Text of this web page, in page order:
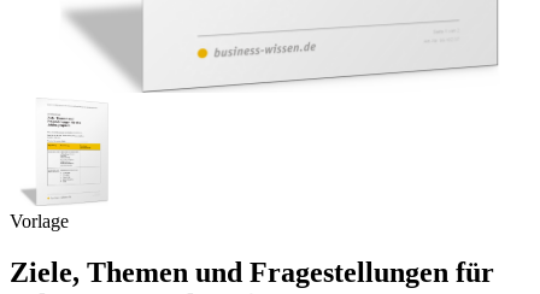
Vorlage
Ziele, Themen und Fragestellungen für